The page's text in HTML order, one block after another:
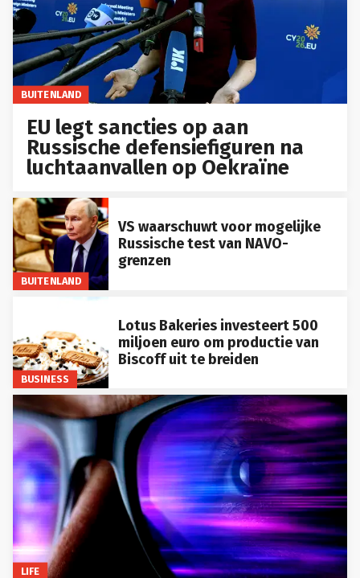
BUITENLAND
EU legt sancties op aan
Russische defensiefiguren na
luchtaanvallen op Oekraïne
BUITENLAND
VS waarschuwt voor mogelijke
Russische test van NAVO-
grenzen
BUSINESS
Lotus Bakeries investeert 500
miljoen euro om productie van
Biscoff uit te breiden
LIFE